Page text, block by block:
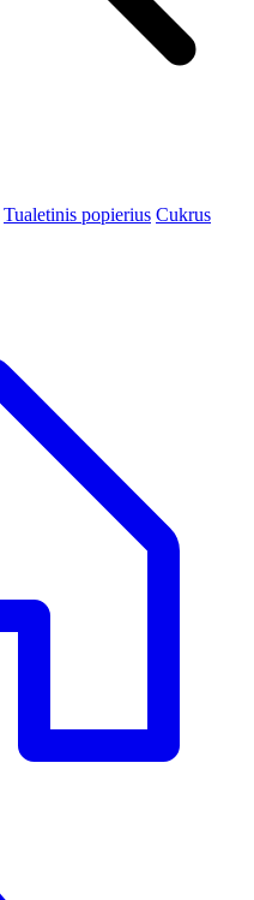
Tualetinis popierius Cukrus